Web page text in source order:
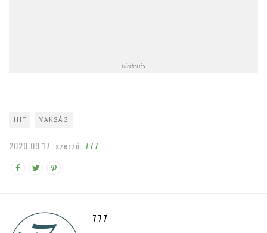
hirdetés
HIT VAKSÁG
2020.09.17. szerző: 777
777